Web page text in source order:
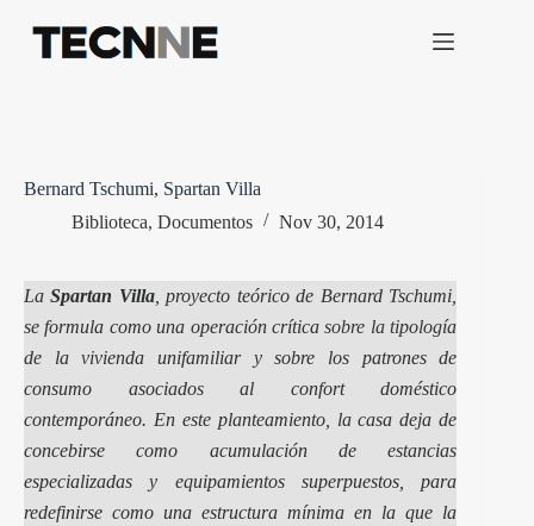
contenido
Bernard Tschumi, Spartan Villa
Biblioteca, Documentos Nov 30, 2014
LaSpartan Villa, proyecto teórico de Bernard Tschumi,
se formula como una operación críticasobre la tipología
de la vivienda unifamiliar y sobre los patrones de
consumo asociados al confort doméstico
contemporáneo. En este planteamiento, la casa deja de
concebirse como acumulación de estancias
especializadas y equipamientos superpuestos, para
redefinirse como una estructura mínima en la que la